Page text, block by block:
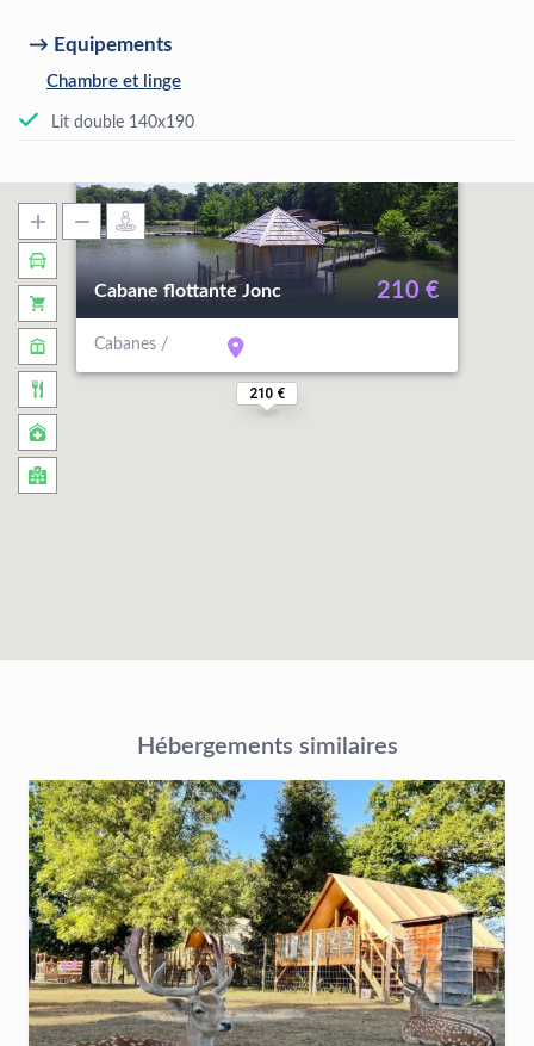
Equipements
Chambre et linge
Lit double 140x190
210 €
Cabane flottante Jonc
Cabanes /
210 €
Hébergements similaires